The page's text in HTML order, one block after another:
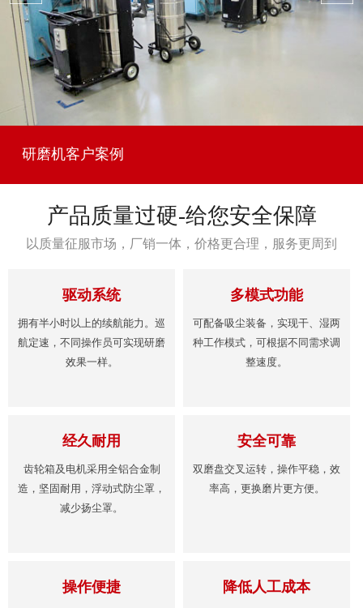
研磨机客户案例
产品质量过硬-给您安全保障
以质量征服市场，厂销一体，价格更合理，服务更周到
驱动系统
拥有半小时以上的续航能力。巡
航定速，不同操作员可实现研磨
效果一样。
多模式功能
可配备吸尘装备，实现干、湿两
种工作模式，可根据不同需求调
整速度。
经久耐用
齿轮箱及电机采用全铝合金制
造，坚固耐用，浮动式防尘罩，
减少扬尘罩。
安全可靠
双磨盘交叉运转，操作平稳，效
率高，更换磨片更方便。
操作便捷 降低人工成本